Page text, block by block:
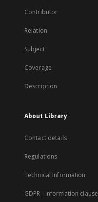
Contributor
Relation
Subject
Coverage
Description
About Library
Contact details
Regulations
Technical Information
GDPR - Information clause